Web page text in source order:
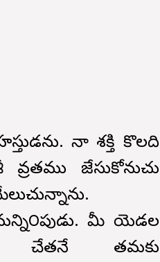
నా శక్తి కొలది
జేసుకోనుచు
మీ యెడల
చేతనే తమకు